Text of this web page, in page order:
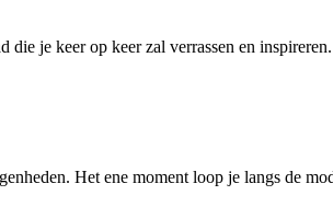
je keer op keer zal verrassen en inspireren.
Het ene moment loop je langs de